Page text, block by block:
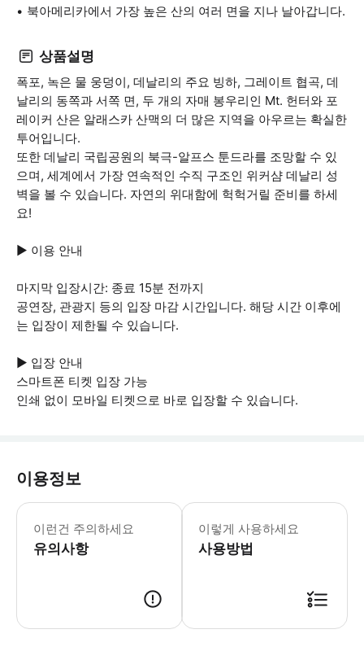
북아메리카에서 가장 높은 산의 여러 면을 지나 날아갑니다.
상품설명
폭포, 녹은 물 웅덩이, 데날리의 주요 빙하, 그레이트 협곡, 데
날리의 동쪽과 서쪽 면, 두 개의 자매 봉우리인 Mt. 헌터와 포
레이커 산은 알래스카 산맥의 더 많은 지역을 아우르는 확실한
투어입니다.
또한 데날리 국립공원의 북극-알프스 툰드라를 조망할 수 있
으며, 세계에서 가장 연속적인 수직 구조인 위커샴 데날리 성
벽을 볼 수 있습니다. 자연의 위대함에 헉헉거릴 준비를 하세
요!
▶ 이용 안내
마지막 입장시간: 종료 15분 전까지
공연장, 관광지 등의 입장 마감 시간입니다. 해당 시간 이후에
는 입장이 제한될 수 있습니다.
▶ 입장 안내
스마트폰 티켓 입장 가능
인쇄 없이 모바일 티켓으로 바로 입장할 수 있습니다.
이용정보
이런건 주의하세요
유의사항
▶ 꼭 알아두세요 알래스카 산맥의 역
이렇게 사용하세요
사용방법